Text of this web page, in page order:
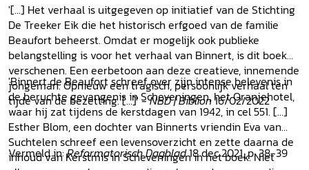
'[...] Het verhaal is uitgegeven op initiatief van de Stichting
De Treeker Eik die het historisch erfgoed van de familie
Beaufort beheerst. Omdat er mogelijk ook publieke
belangstelling is voor het verhaal van Binnert, is dit boek
verschenen. Een eerbetoon aan deze creatieve, innemende
jongeman. Opnieuw een tragisch, persoonlijk verhaal ten
tijde van de bezetting. [...]' -NBD | Biblion16/02/2022
'Binnert de Beaufort schreef over zijn intense belevenis in
de beruchte gevangenis in Scheveningen, het Oranjehotel,
waar hij zat tijdens de kerstdagen van 1942, in cel 551. […]
Esther Blom, een dochter van Binnerts vriendin Eva van
Suchtelen schreef een levensoverzicht en zette daarna de
inhoud van Kerstmis in Scheveningen in het boek. Niet
Vermeld in:Reformatorisch Dagblad18 dec 2021, p. 38-39